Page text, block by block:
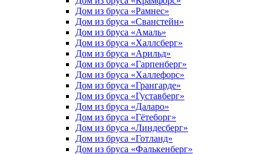
Дом из бруса «Рамнес»
Дом из бруса «Сванстейн»
Дом из бруса «Амаль»
Дом из бруса «Халлсберг»
Дом из бруса «Арильд»
Дом из бруса «Гарпенберг»
Дом из бруса «Халлефорс»
Дом из бруса «Грангарде»
Дом из бруса «Густавберг»
Дом из бруса «Даларо»
Дом из бруса «Гётеборг»
Дом из бруса «Линдесберг»
Дом из бруса «Готланд»
Дом из бруса «Фалькенберг»